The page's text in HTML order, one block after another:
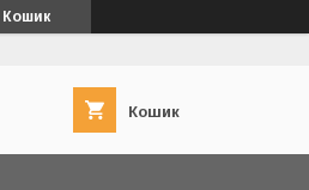
Кошик
Кошик